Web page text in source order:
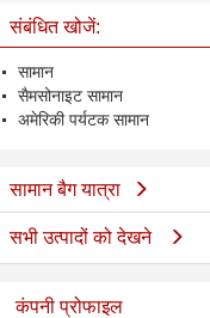
संबंधित खोजें:
सामान
सैमसोनाइट सामान
अमेरिकी पर्यटक सामान
सामान बैग यात्रा
सभी उत्पादों को देखने
कंपनी प्रोफाइल